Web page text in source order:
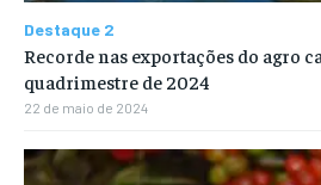
Destaque 2
Recorde nas exportações do agro
quadrimestre de 2024
22 de maio de 2024